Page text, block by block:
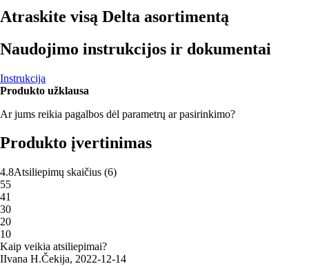
Atraskite visą Delta asortimentą
Naudojimo instrukcijos ir dokumentai
Instrukcija
Produkto užklausa
Ar jums reikia pagalbos dėl parametrų ar pasirinkimo?
Produkto įvertinimas
4.8Atsiliepimų skaičius (6)
55
41
30
20
10
Kaip veikia atsiliepimai?
IIvana H.Čekija, 2022‑12‑14